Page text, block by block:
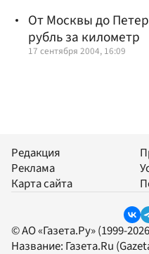
От Москвы до
рубль за километр
17 сентября 2004, 16:09
Редакция
Реклама
Карта сайта
© АО «Газета.Ру» (1999-
Название: Газета.Ru